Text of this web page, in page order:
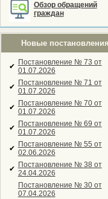
Обзор обращений
граждан
Новые постановления
✔ Постановление № 73 от
01.07.2026
✔ Постановление № 71 от
01.07.2026
✔ Постановление № 70 от
01.07.2026
✔ Постановление № 69 от
01.07.2026
✔ Постановление № 55 от
02.06.2026
✔ Постановление № 38 от
24.04.2026
Постановление № 30 от
07.04.2026